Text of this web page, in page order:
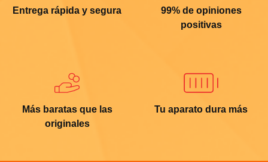
Entrega rápida y segura
99% de opiniones
positivas
Más baratas que las
originales
Tu aparato dura más